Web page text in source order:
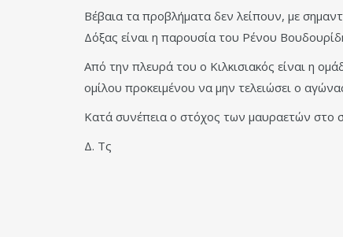
Βέβαια τα προβλήματα δεν λείπουν, με
Δόξας είναι η παρουσία του Ρένου
Από την πλευρά του ο Κιλκισιακός είναι η
ομίλου προκειμένου να μην τελειώσει ο
Κατά συνέπεια ο στόχος των μαυραετών στο
Δ. Τς